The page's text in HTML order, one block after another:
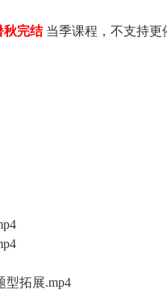
秋完结 当季课程，不支持更
型拓展.mp4